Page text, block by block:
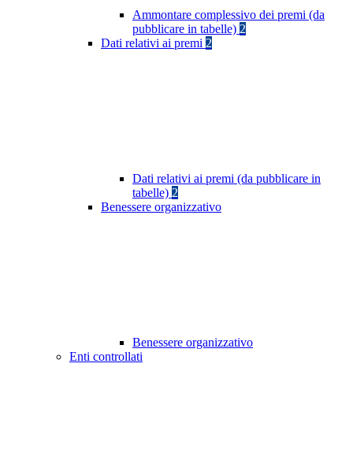
Ammontare complessivo dei premi (da
pubblicare in tabelle) 2
Dati relativi ai premi 2
Dati relativi ai premi (da pubblicare in
tabelle) 2
Benessere organizzativo
Benessere organizzativo
Enti controllati